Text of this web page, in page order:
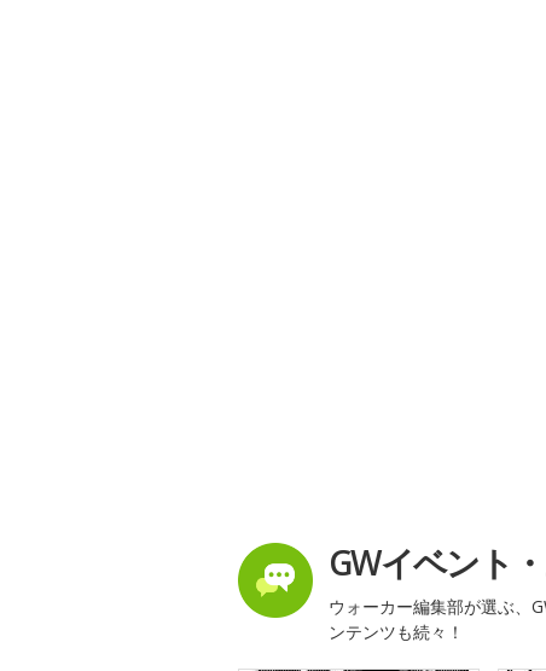
GWイベント
ウォーカー編集部が選ぶ、
ンテンツも続々！